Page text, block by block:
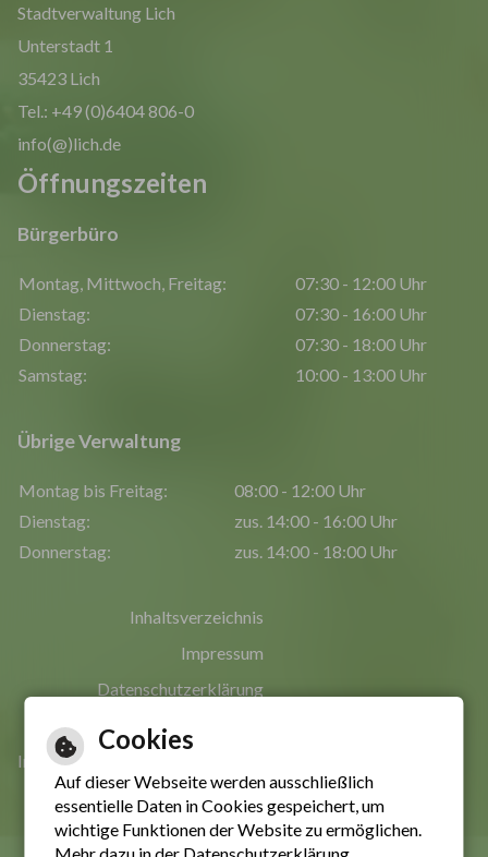
Stadtverwaltung Lich
Unterstadt 1
35423 Lich
Tel.: +49 (0)6404 806-0
info(@)lich.de
Öffnungszeiten
Bürgerbüro
Montag, Mittwoch, Freitag:
Dienstag:
Donnerstag:
Samstag:
07:30 - 12:00 Uhr
07:30 - 16:00 Uhr
07:30 - 18:00 Uhr
10:00 - 13:00 Uhr
Übrige Verwaltung
Montag bis Freitag:
Dienstag:
Donnerstag:
08:00 - 12:00 Uhr
zus. 14:00 - 16:00 Uhr
zus. 14:00 - 18:00 Uhr
Inhaltsverzeichnis
Impressum
Datenschutzerklärung
Erklärung zur Barrierefreiheit
Informationen in leichter Sprache
Cookies
Auf dieser Webseite werden ausschließlich
essentielle Daten in Cookies gespeichert, um
wichtige Funktionen der Website zu ermöglichen.